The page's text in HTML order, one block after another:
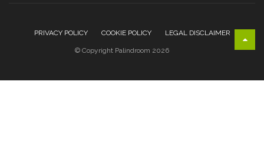
PRIVACY POLICY COOKIE POLICY LEGAL DISCLAIMER
© Copyright Palindroom 2026